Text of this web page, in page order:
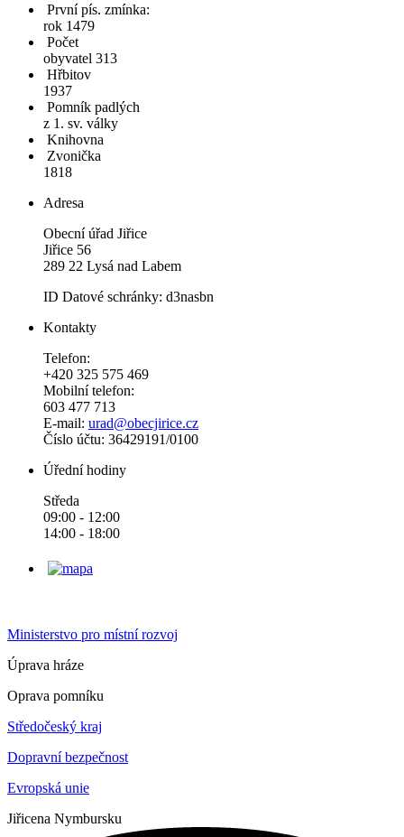
První pís. zmínka:
rok 1479
Počet
obyvatel 313
Hřbitov
1937
Pomník padlých
z 1. sv. války
Knihovna
Zvonička
1818
Adresa
Obecní úřad Jiřice
Jiřice 56
289 22 Lysá nad Labem
ID Datové schránky: d3nasbn
Kontakty
Telefon:
+420 325 575 469
Mobilní telefon:
603 477 713
E-mail: urad@obecjirice.cz
Číslo účtu: 36429191/0100
Úřední hodiny
Středa
09:00 - 12:00
14:00 - 18:00
Ministerstvo pro místní rozvoj
Úprava hráze
Oprava pomníku
Středočeský kraj
Dopravní bezpečnost
Evropská unie
Jiřicena Nymbursku